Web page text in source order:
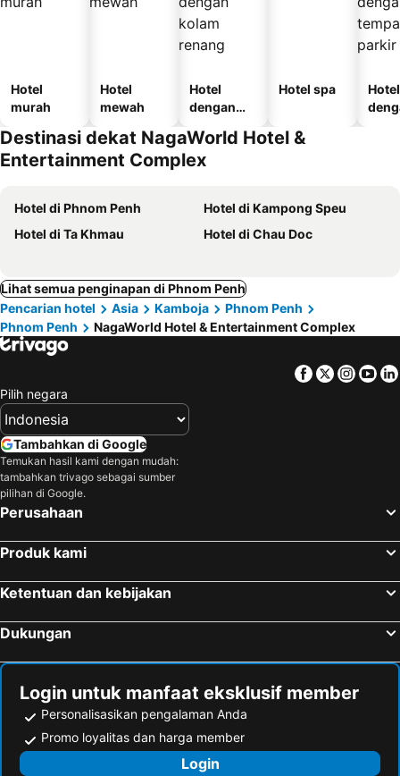
Hotel
murah
Hotel
mewah
Hotel
dengan
renang
Hotel spa
Hotel
Destinasi dekat NagaWorld Hotel &
Entertainment Complex
Hotel di Phnom Penh
Hotel di Kampong Speu
Hotel di Ta Khmau
Hotel di Chau Doc
Lihat semua penginapan di Phnom Penh
Pencarian hotel
Asia Kamboja
Phnom Penh
Phnom Penh
NagaWorld Hotel & Entertainment Complex
Facebook
Twitter
Pilih negara
Tambahkan di Google
Temukan hasil kami dengan mudah:
tambahkan trivago sebagai sumber
pilihan di Google.
Perusahaan
Produk kami
Ketentuan dan kebijakan
Dukungan
Login untuk manfaat eksklusif member
Personalisasikan pengalaman Anda
Promo loyalitas dan harga member
Login